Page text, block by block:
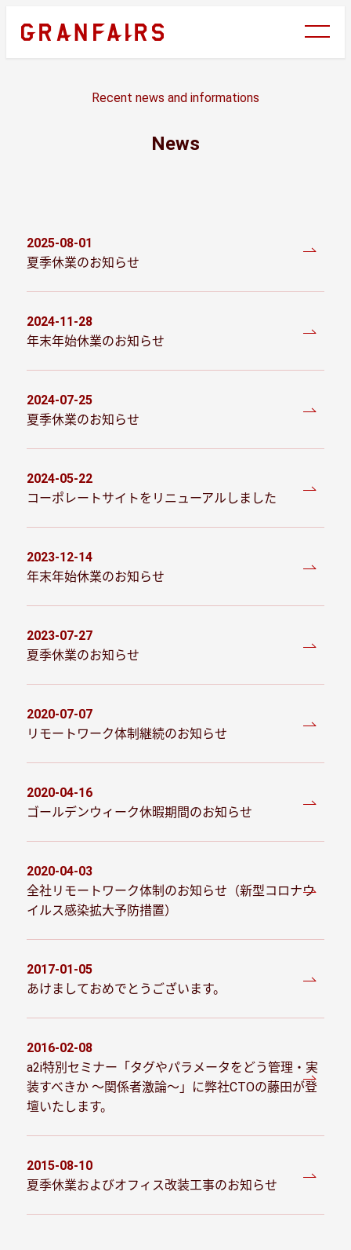
Recent news and informations
News
夏季休業のお知らせ
投稿日
2025-08-01
年末年始休業のお知らせ
投稿日
2024-11-28
夏季休業のお知らせ
投稿日
2024-07-25
コーポレートサイトをリニューアルしました
投稿日
2024-05-22
年末年始休業のお知らせ
投稿日
2023-12-14
夏季休業のお知らせ
投稿日
2023-07-27
リモートワーク体制継続のお知らせ
投稿日
2020-07-07
ゴールデンウィーク休暇期間のお知らせ
投稿日
2020-04-16
全社リモートワーク体制のお知らせ（新型コロナウ
イルス感染拡大予防措置）
投稿日
2020-04-03
あけましておめでとうございます。
投稿日
2017-01-05
a2i特別セミナー「タグやパラメータをどう管理・実
装すべきか ～関係者激論～」に弊社CTOの藤田が登
壇いたします。
投稿日
2016-02-08
夏季休業およびオフィス改装工事のお知らせ
投稿日
2015-08-10